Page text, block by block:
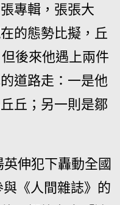
專輯，張張大
的態勢比擬，丘
後來他遇上兩件
道路走：一是他
丘；另一則是鄒
伸犯下轟動全國
《人間雜誌》的